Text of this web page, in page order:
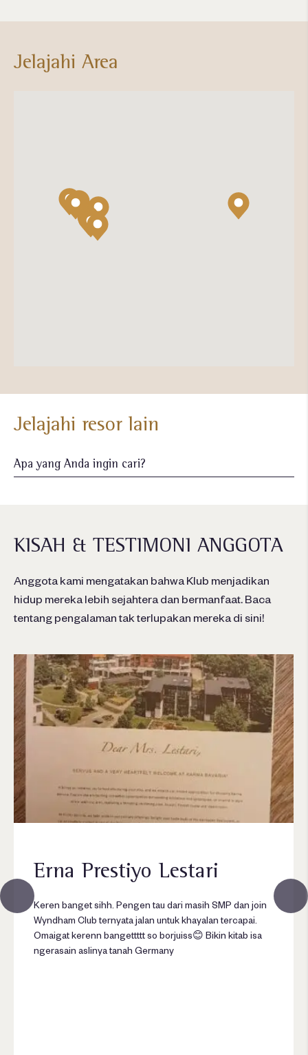
Jelajahi Area
Jelajahi resor lain
Erna Prestiyo Lestari
Keren banget sihh. Pengen tau dari masih SMP dan join
Wyndham Club ternyata jalan untuk khayalan tercapai.
Omaigat kerenn bangettttt so borjuiss😊 Bikin kitab isa
ngerasain aslinya tanah Germany
KISAH & TESTIMONI ANGGOTA
Anggota kami mengatakan bahwa Klub menjadikan
hidup mereka lebih sejahtera dan bermanfaat. Baca
tentang pengalaman tak terlupakan mereka di sini!